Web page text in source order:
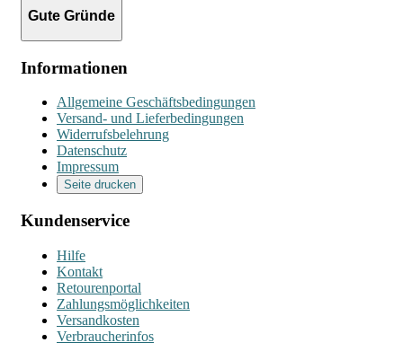
Gute Gründe
Informationen
Allgemeine Geschäftsbedingungen
Versand- und Lieferbedingungen
Widerrufsbelehrung
Datenschutz
Impressum
Seite drucken
Kundenservice
Hilfe
Kontakt
Retourenportal
Zahlungsmöglichkeiten
Versandkosten
Verbraucherinfos